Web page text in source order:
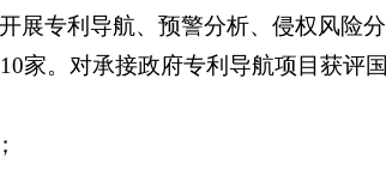
展专利导航、预警分析、侵权风险
家。对承接政府专利导航项目获评